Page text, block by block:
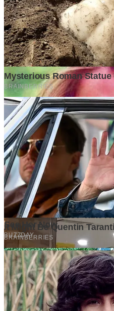
Family Friendly Cafe in
Cafés for Parents & Little Ones
2 weeks ago